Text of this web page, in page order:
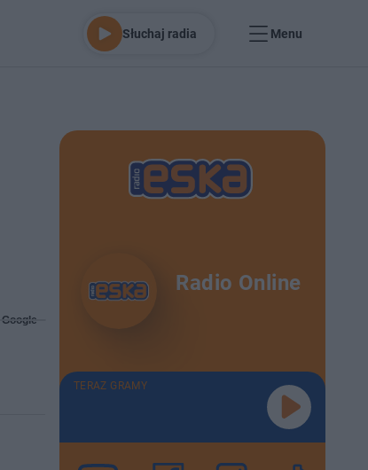
Słuchaj radia Menu
Radio Online
TERAZ GRAMY